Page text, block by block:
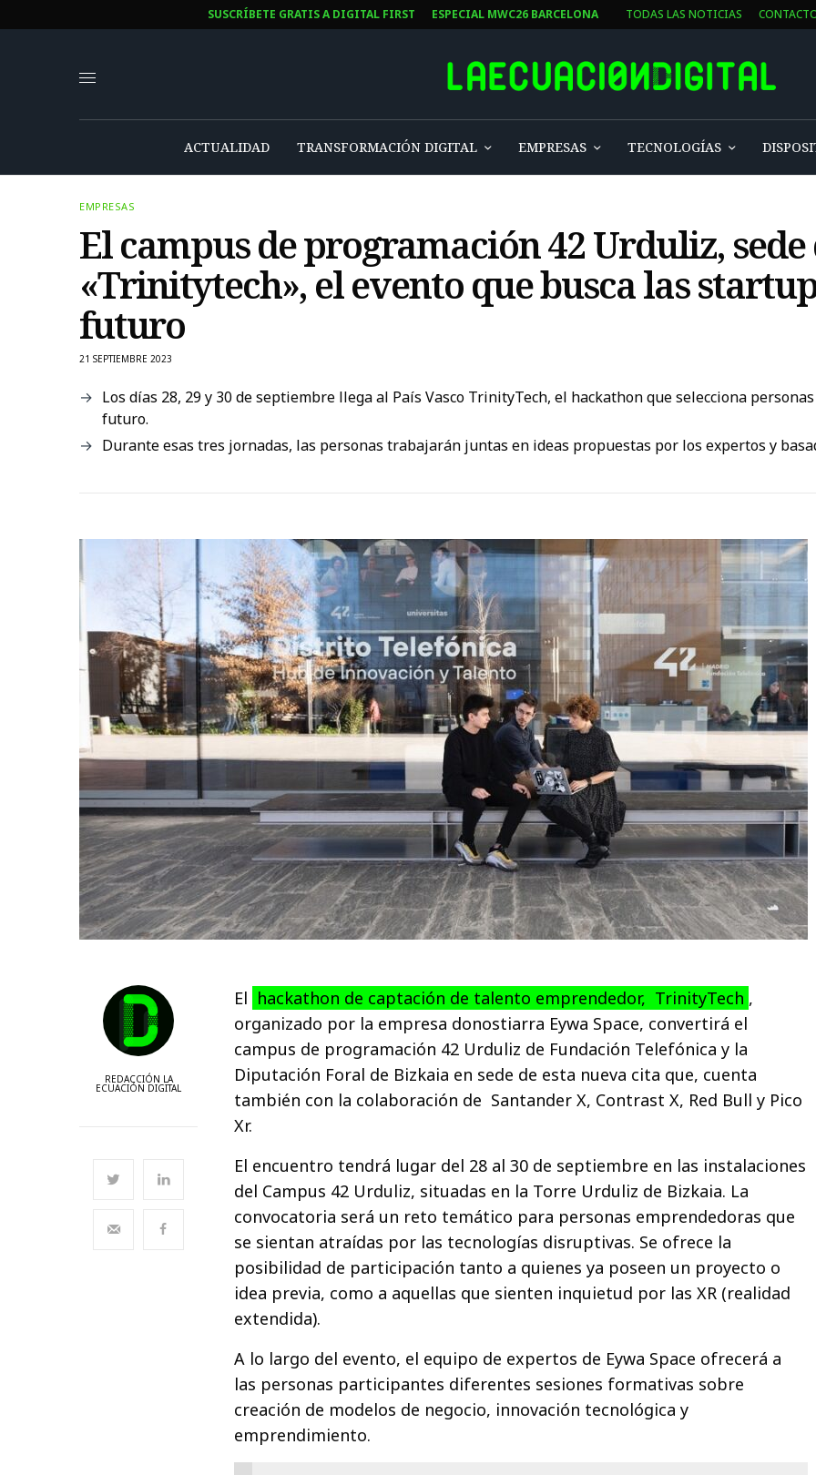
SUSCRÍBETE GRATIS A DIGITAL FIRST ESPECIAL MWC26 BARCELONA TODAS LAS NOTICIAS
ACTUALIDAD TRANSFORMACIÓN DIGITAL EMPRESAS TECNOLOGÍAS
EMPRESAS
El campus de programación 42 Urduliz, sede
«Trinitytech», el evento que busca las
futuro
21 SEPTIEMBRE 2023
Los días 28, 29 y 30 de septiembre llega al País Vasco TrinityTech, el hackathon que selecciona
futuro.
Durante esas tres jornadas, las personas trabajarán juntas en ideas propuestas por los expertos y
REDACCIÓN LA
ECUACIÓN DIGITAL
El hackathon de captación de talento emprendedor, TrinityTech ,
organizado por la empresa donostiarra Eywa Space, convertirá el
campus de programación 42 Urduliz de Fundación Telefónica y la
Diputación Foral de Bizkaia en sede de esta nueva cita que, cuenta
también con la colaboración de Santander X, Contrast X, Red Bull y Pico
Xr.
El encuentro tendrá lugar del 28 al 30 de septiembre en las instalaciones
del Campus 42 Urduliz, situadas en la Torre Urduliz de Bizkaia. La
convocatoria será un reto temático para personas emprendedoras que
se sientan atraídas por las tecnologías disruptivas. Se ofrece la
posibilidad de participación tanto a quienes ya poseen un proyecto o
idea previa, como a aquellas que sienten inquietud por las XR (realidad
extendida).
A lo largo del evento, el equipo de expertos de Eywa Space ofrecerá a
las personas participantes diferentes sesiones formativas sobre
creación de modelos de negocio, innovación tecnológica y
emprendimiento.